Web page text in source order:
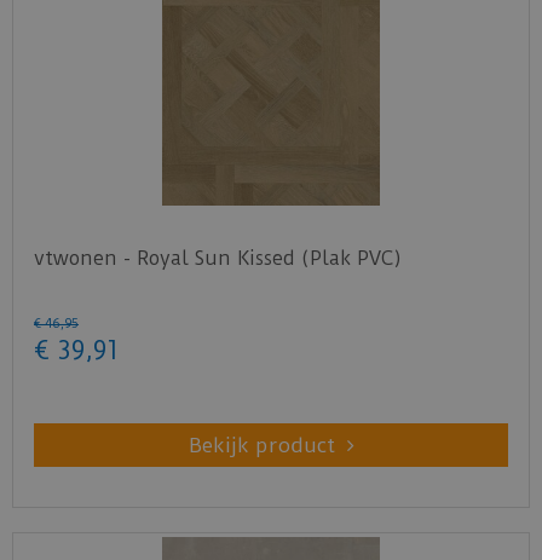
vtwonen - Royal Sun Kissed (Plak PVC)
€ 46,95
€ 39,91
Bekijk product